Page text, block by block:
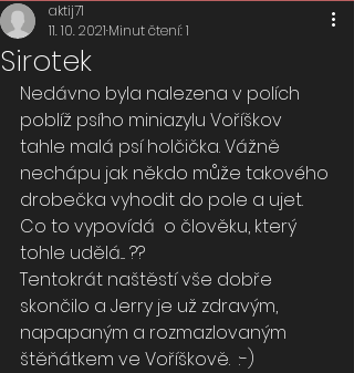
Sirotek
aktij71
11. 10. 2021 Minut čtení: 1
Nedávno byla nalezena v polích
poblíž psího miniazylu Voříškov
tahle malá psí holčička. Vážně
nechápu jak někdo může takového
drobečka vyhodit do pole a ujet.
Co to vypovídá  o člověku, který
tohle udělá.... ??
Tentokrát naštěstí vše dobře
skončilo a Jerry je už zdravým,
napapaným a rozmazlovaným
štěňátkem ve Voříškově.  :-)